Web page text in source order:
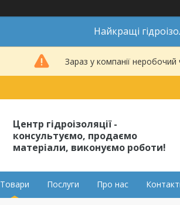
Найкращі
Зараз у компанії
Центр гідроізоляції -
консультуємо, продаємо
матеріали, виконуємо роботи!
Товари Послуги Про нас